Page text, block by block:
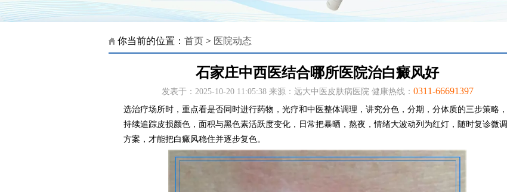
你当前的位置： 首页 > 医院动态
石家庄中西医结合哪所医院治白癜风好
发表于：2025-10-20 11:05:38 来源：远大中医皮肤病医院 健康热线： 0311-66691397
选治疗场所时，重点看是否同时进行药物，光疗和中医整体调理，讲究分色，分期，分体质的三步策略，
持续追踪皮损颜色，面积与黑色素活跃度变化，日常把暴晒，熬夜，情绪大波动列为红灯，随时复诊微调
方案，才能把白癜风稳住并逐步复色。